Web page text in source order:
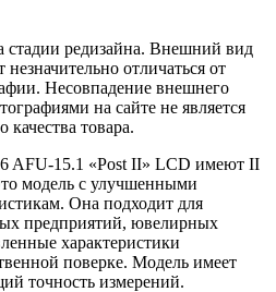
стадии редизайна. Внешний вид
отличаться от
Несовпадение внешнего
на сайте не является
качества товара.
AFU-15.1 «Post II» LCD имеют II
модель с улучшенными
Она подходит для
предприятий, ювелирных
характеристики
поверке. Модель имеет
точность измерений.